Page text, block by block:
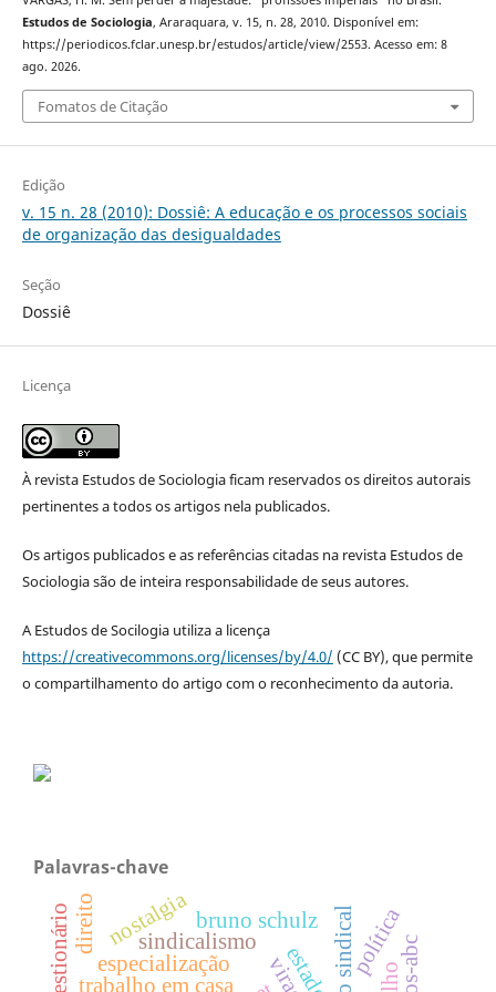
Estudos de Sociologia, Araraquara, v. 15, n. 28, 2010. Disponível em:
https://periodicos.fclar.unesp.br/estudos/article/view/2553. Acesso em: 8
ago. 2026.
Fomatos de Citação
Edição
v. 15 n. 28 (2010): Dossiê: A educação e os processos sociais
de organização das desigualdades
Seção
Dossiê
Licença
À revista Estudos de Sociologia ficam reservados os direitos autorais
pertinentes a todos os artigos nela publicados.
Os artigos publicados e as referências citadas na revista Estudos de
Sociologia são de inteira responsabilidade de seus autores.
A Estudos de Socilogia utiliza a licença
https://creativecommons.org/licenses/by/4.0/ (CC BY), que permite
o compartilhamento do artigo com o reconhecimento da autoria.
Palavras-chave
especialização
trabalho em casa
sindicalismo ação sindical
nostalgia bruno schulz
direito política
estado